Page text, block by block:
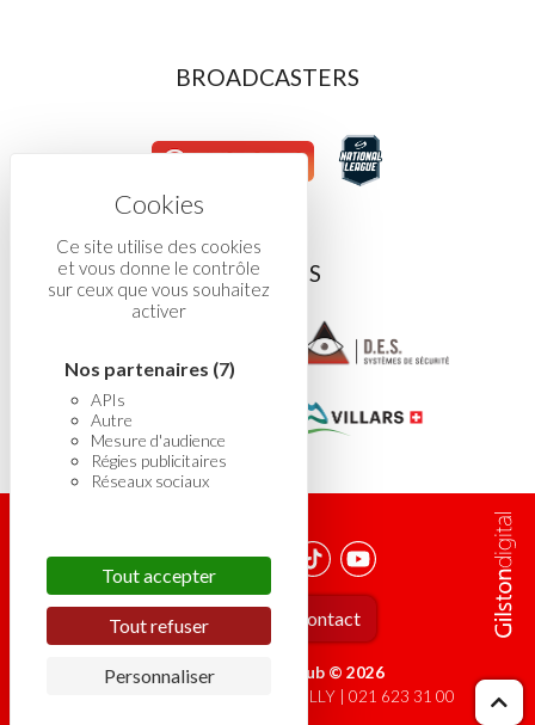
Ce site utilise des cookies
et vous donne le contrôle
sur ceux que vous souhaitez
activer
Nos partenaires (7)
APIs
Autre
Mesure d'audience
Régies publicitaires
Réseaux sociaux
Tout accepter
Tout refuser
Personnaliser
BROADCASTERS
ASSOCIÉS
Carrière Contact
Lausanne Hockey Club © 2026
Chemin du Viaduc 14 - 1008 PRILLY | 021 623 31 00